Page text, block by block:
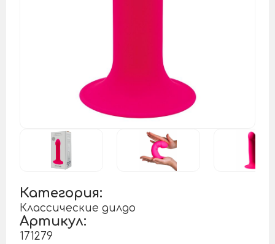
Категория:
Классические дилдо
Артикул:
171279